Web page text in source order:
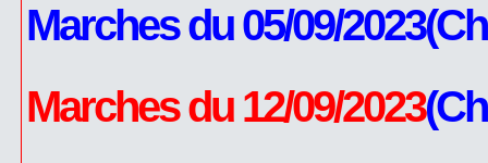
Marches du 05/09/
Marches du 12/09/2023